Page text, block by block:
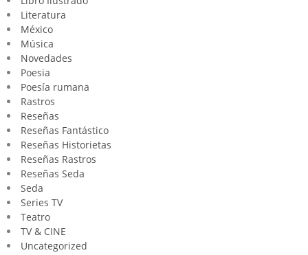
Literatura
México
Música
Novedades
Poesia
Poesía rumana
Rastros
Reseñas
Reseñas Fantástico
Reseñas Historietas
Reseñas Rastros
Reseñas Seda
Seda
Series TV
Teatro
TV & CINE
Uncategorized